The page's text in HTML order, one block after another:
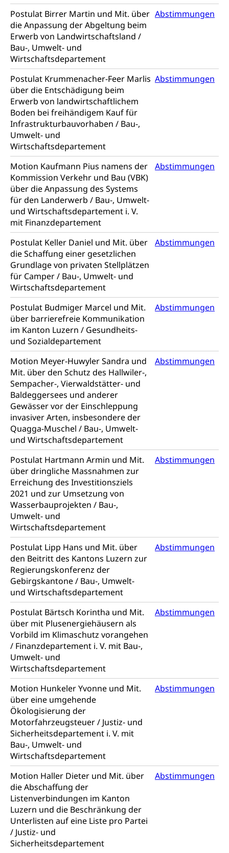
Postulat Birrer Martin und Mit. über
die Anpassung der Abgeltung beim
Erwerb von Landwirtschaftsland /
Bau-, Umwelt- und
Wirtschaftsdepartement
Abstimmungen
Postulat Krummenacher-Feer Marlis
über die Entschädigung beim
Erwerb von landwirtschaftlichem
Boden bei freihändigem Kauf für
Infrastrukturbauvorhaben / Bau-,
Umwelt- und
Wirtschaftsdepartement
Abstimmungen
Motion Kaufmann Pius namens der
Kommission Verkehr und Bau (VBK)
über die Anpassung des Systems
für den Landerwerb / Bau-, Umwelt-
und Wirtschaftsdepartement i. V.
mit Finanzdepartement
Abstimmungen
Postulat Keller Daniel und Mit. über
die Schaffung einer gesetzlichen
Grundlage von privaten Stellplätzen
für Camper / Bau-, Umwelt- und
Wirtschaftsdepartement
Abstimmungen
Postulat Budmiger Marcel und Mit.
über barrierefreie Kommunikation
im Kanton Luzern / Gesundheits-
und Sozialdepartement
Abstimmungen
Motion Meyer-Huwyler Sandra und
Mit. über den Schutz des Hallwiler-,
Sempacher-, Vierwaldstätter- und
Baldeggersees und anderer
Gewässer vor der Einschleppung
invasiver Arten, insbesondere der
Quagga-Muschel / Bau-, Umwelt-
und Wirtschaftsdepartement
Abstimmungen
Postulat Hartmann Armin und Mit.
über dringliche Massnahmen zur
Erreichung des Investitionsziels
2021 und zur Umsetzung von
Wasserbauprojekten / Bau-,
Umwelt- und
Wirtschaftsdepartement
Abstimmungen
Postulat Lipp Hans und Mit. über
den Beitritt des Kantons Luzern zur
Regierungskonferenz der
Gebirgskantone / Bau-, Umwelt-
und Wirtschaftsdepartement
Abstimmungen
Postulat Bärtsch Korintha und Mit.
über mit Plusenergiehäusern als
Vorbild im Klimaschutz vorangehen
/ Finanzdepartement i. V. mit Bau-,
Umwelt- und
Wirtschaftsdepartement
Abstimmungen
Motion Hunkeler Yvonne und Mit.
über eine umgehende
Ökologisierung der
Motorfahrzeugsteuer / Justiz- und
Sicherheitsdepartement i. V. mit
Bau-, Umwelt- und
Wirtschaftsdepartement
Abstimmungen
Motion Haller Dieter und Mit. über
die Abschaffung der
Listenverbindungen im Kanton
Luzern und die Beschränkung der
Unterlisten auf eine Liste pro Partei
/ Justiz- und
Sicherheitsdepartement
Abstimmungen
Grundbuchplan mit Eigentümerabfrage
(Geoportal)
Luftreinhaltung, Luftverschmutzung, Klimaschutz,
Klimaveränderung, Treibhauseffekt
Atmosphäre, Luft, Klima (Geoportal)
Klima
Raumplanung
Raumplan, Nutzungsplan
Raumdatenpool
Richtplanung Kanton Luzern (ARE)
Raum und Wirtschaft rawi